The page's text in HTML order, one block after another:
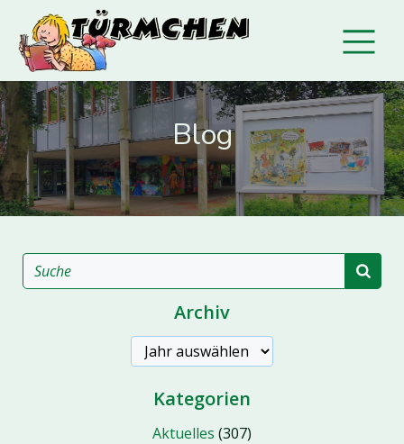
Blog
Archiv
Kategorien
Aktuelles (307)